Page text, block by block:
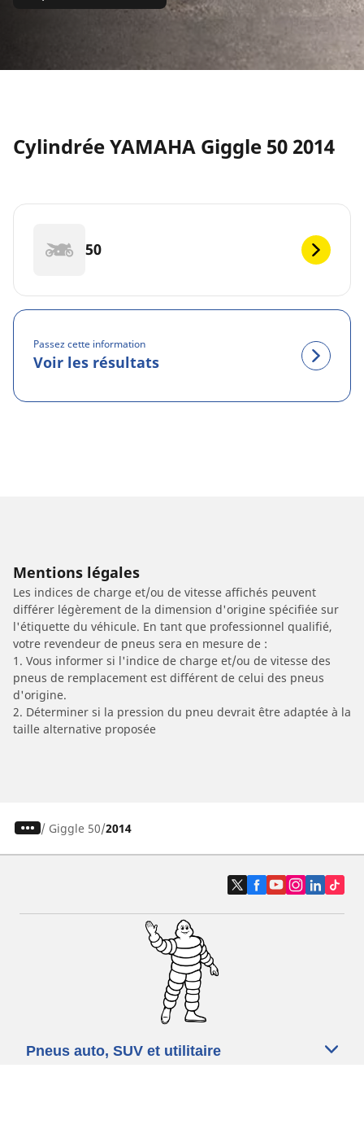
Cylindrée YAMAHA Giggle 50 2014
50
Passez cette information
Voir les résultats
Mentions légales
Les indices de charge et/ou de vitesse affichés peuvent
différer légèrement de la dimension d'origine spécifiée sur
l'étiquette du véhicule. En tant que professionnel qualifié,
votre revendeur de pneus sera en mesure de :
1. Vous informer si l'indice de charge et/ou de vitesse des
pneus de remplacement est différent de celui des pneus
d'origine.
2. Déterminer si la pression du pneu devrait être adaptée à la
taille alternative proposée
/ Giggle 50 2014
Pneus auto, SUV et utilitaire